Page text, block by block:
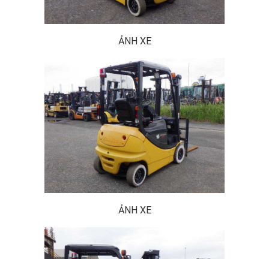
ẢNH XE
ẢNH XE